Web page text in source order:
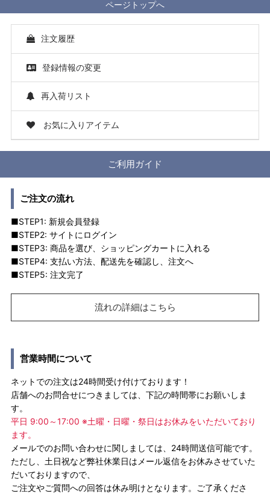
ページトップへ
注文履歴
登録情報の変更
再入荷リスト
お気に入りアイテム
ご利用ガイド
ご注文の流れ
■STEP1: 新規会員登録
■STEP2: サイトにログイン
■STEP3: 商品を選び、ショッピングカートに入れる
■STEP4: 支払い方法、配送先を確認し、注文へ
■STEP5: 注文完了
流れの詳細はこちら
営業時間について
ネットでの注文は24時間受け付けております！
店舗へのお問合せにつきましては、下記の時間帯にお願いしま
す。
平日 9:00～17:00 ※土曜・日曜・祭日はお休みをいただいており
ます。
メールでのお問い合わせに関しましては、24時間送信可能です。
ただし、土日祝など弊社休業日はメール返信をお休みさせていた
だいておりますので、
ご注文やご質問への回答は休み明けとなります。ご了承くださ